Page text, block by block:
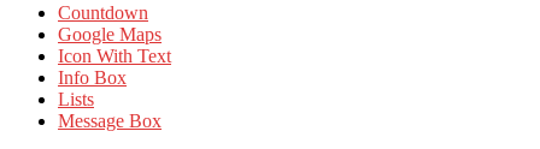
Countdown
Google Maps
Icon With Text
Info Box
Lists
Message Box